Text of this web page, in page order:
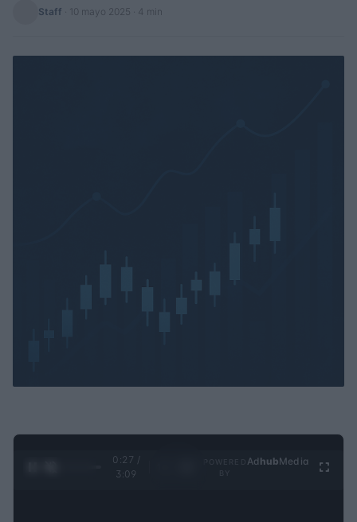
Staff 10 mayo 2025 · 4 min
0:28 /
3:09
Ad hubMedia